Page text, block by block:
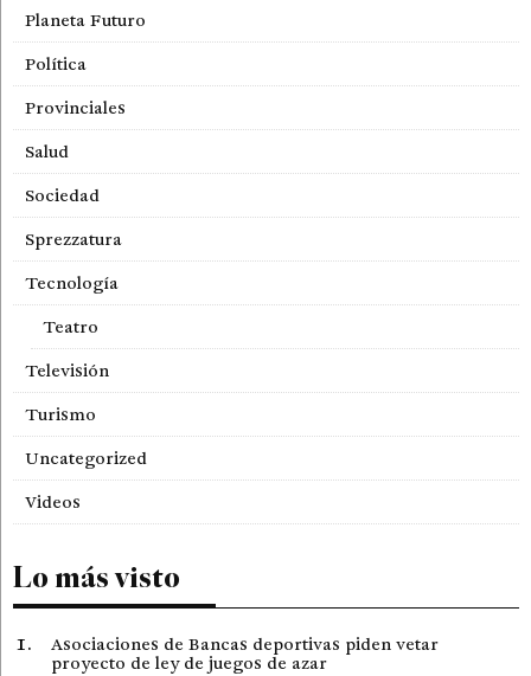
Planeta Futuro
Política
Provinciales
Salud
Sociedad
Sprezzatura
Tecnología
Teatro
Televisión
Turismo
Uncategorized
Videos
Lo más visto
Asociaciones de Bancas deportivas piden vetar
proyecto de ley de juegos de azar